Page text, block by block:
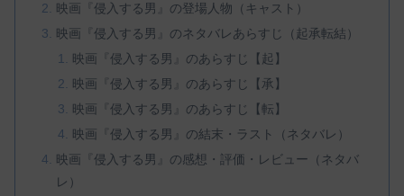
映画『侵入する男』の登場人物（キャスト）
映画『侵入する男』のネタバレあらすじ（起承転結）
映画『侵入する男』のあらすじ【起】
映画『侵入する男』のあらすじ【承】
映画『侵入する男』のあらすじ【転】
映画『侵入する男』の結末・ラスト（ネタバレ）
映画『侵入する男』の感想・評価・レビュー（ネタバ
レ）